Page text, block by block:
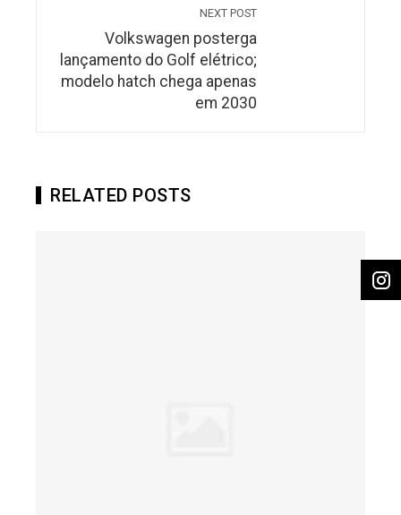
NEXT POST
Volkswagen posterga
lançamento do Golf elétrico;
modelo hatch chega apenas
em 2030
RELATED POSTS